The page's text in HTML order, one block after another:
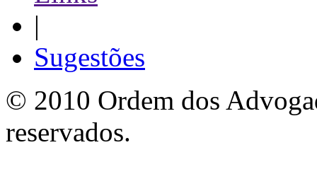
|
Sugestões
© 2010 Ordem dos
reservados.